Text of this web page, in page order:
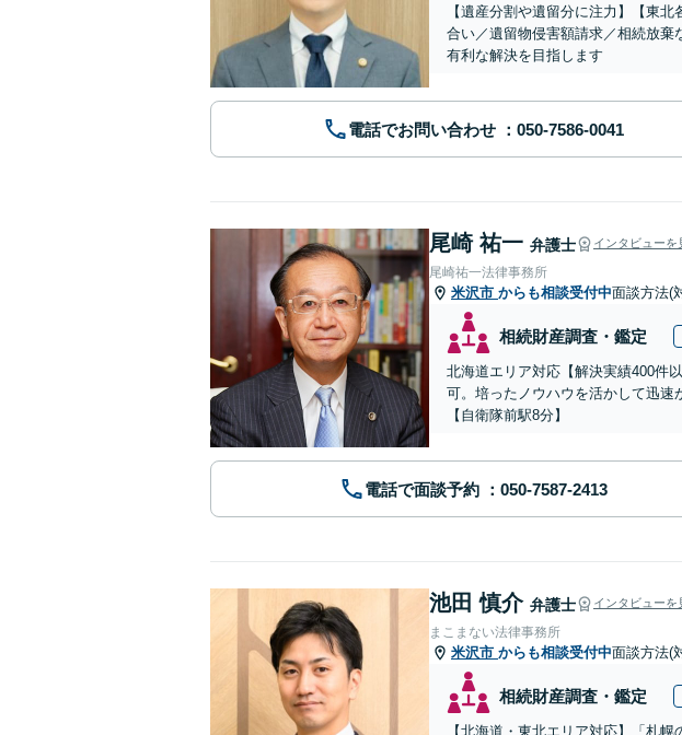
【遺産分割や遺留分に注力】【東
合い／遺留物侵害額請求／相続放棄
有利な解決を目指します
電話でお問い合わせ
尾崎 祐一 弁護士 インタビューを
尾崎祐一法律事務所
米沢市 からも相談受付中面談方法(
相続財産調査・鑑定
北海道エリア対応【解決実績400件
可。培ったノウハウを活かして迅速
【自衛隊前駅8分】
電話で面談予約
池田 慎介 弁護士 インタビューを
まこまない法律事務所
米沢市 からも相談受付中面談方法(
相続財産調査・鑑定
【北海道・東北エリア対応】「札